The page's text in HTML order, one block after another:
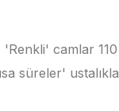
camlar
süreler'